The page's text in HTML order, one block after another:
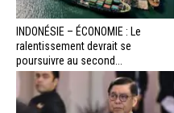
INDONÉSIE – ÉCONOMIE : Le
ralentissement devrait se
poursuivre au second...